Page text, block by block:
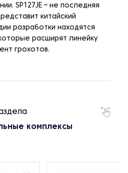
SP127JE – не последняя
китайский
разработки находятся
расширят линейку
грохотов.
комплексы